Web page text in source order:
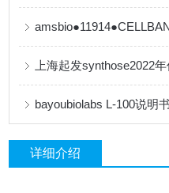
上海起发synthose2022
bayoubiolabs L-100说明书
详细介绍